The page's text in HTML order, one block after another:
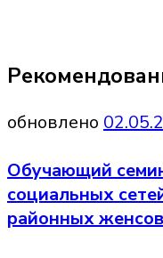
обновлено
Обучающий
социальных
районных